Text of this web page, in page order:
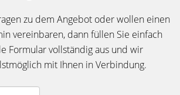
zu dem Angebot oder wollen einen
vereinbaren, dann füllen Sie einfach
Formular vollständig aus und wir
mit Ihnen in Verbindung.